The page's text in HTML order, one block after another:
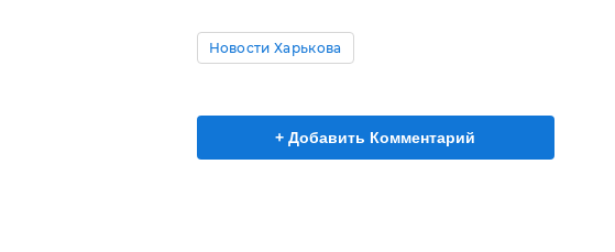
Новости Харькова
+ Добавить Комментарий